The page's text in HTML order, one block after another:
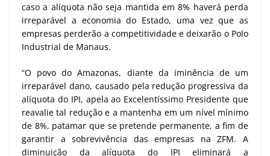
caso a alíquota não seja mantida em 8% haverá perda
irreparável a economia do Estado, uma vez que as
empresas perderão a competitividade e deixarão o Polo
Industrial de Manaus.
“O povo do Amazonas, diante da iminência de um
irreparável dano, causado pela redução progressiva da
alíquota do IPI, apela ao Excelentíssimo Presidente que
reavalie tal redução e a mantenha em um nível mínimo
de 8%, patamar que se pretende permanente, a fim de
garantir a sobrevivência das empresas na ZFM. A
diminuição da alíquota do IPI eliminará a